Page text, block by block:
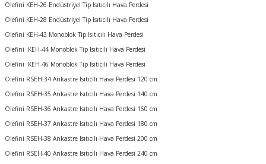
Olefini KEH-26 Endüstriyel Tip Isıtıcılı Hava Perdesi
Olefini KEH-28 Endüstriyel Tip Isıtıcılı Hava Perdesi
Olefini KEH-43 Monoblok Tip Isıtıcılı Hava Perdesi
Olefini KEH-44 Monoblok Tip Isıtıcılı Hava Perdesi
Olefini KEH-46 Monoblok Tip Isıtıcılı Hava Perdesi
Olefini RSEH-34 Ankastre Isıtıcılı Hava Perdesi 120 cm
Olefini RSEH-35 Ankastre Isıtıcılı Hava Perdesi 140 cm
Olefini RSEH-36 Ankastre Isıtıcılı Hava Perdesi 160 cm
Olefini RSEH-37 Ankastre Isıtıcılı Hava Perdesi 180 cm
Olefini RSEH-38 Ankastre Isıtıcılı Hava Perdesi 200 cm
Olefini RSEH-40 Ankastre Isıtıcılı Hava Perdesi 240 cm